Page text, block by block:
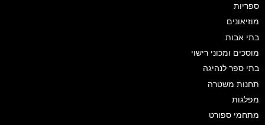
ספריות
מוזיאונים
בתי אבות
מוסכים ומכוני רישוי
בתי ספר לנהיגה
תחנות משטרה
מפלגות
מתחמי ספורט